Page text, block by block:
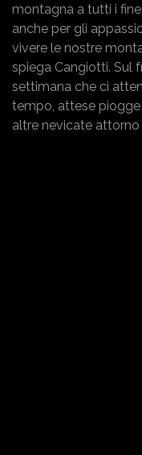
montagna a tutti i
anche per gli
vivere le nostre
spiega Cangiotti. Sul
settimana che ci
tempo, attese
altre nevicate